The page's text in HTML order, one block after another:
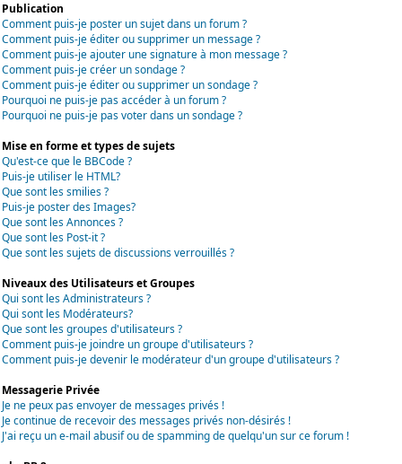
Publication
Comment puis-je poster un sujet dans un forum ?
Comment puis-je éditer ou supprimer un message ?
Comment puis-je ajouter une signature à mon message ?
Comment puis-je créer un sondage ?
Comment puis-je éditer ou supprimer un sondage ?
Pourquoi ne puis-je pas accéder à un forum ?
Pourquoi ne puis-je pas voter dans un sondage ?
Mise en forme et types de sujets
Qu'est-ce que le BBCode ?
Puis-je utiliser le HTML?
Que sont les smilies ?
Puis-je poster des Images?
Que sont les Annonces ?
Que sont les Post-it ?
Que sont les sujets de discussions verrouillés ?
Niveaux des Utilisateurs et Groupes
Qui sont les Administrateurs ?
Qui sont les Modérateurs?
Que sont les groupes d'utilisateurs ?
Comment puis-je joindre un groupe d'utilisateurs ?
Comment puis-je devenir le modérateur d'un groupe d'utilisateurs ?
Messagerie Privée
Je ne peux pas envoyer de messages privés !
Je continue de recevoir des messages privés non-désirés !
J'ai reçu un e-mail abusif ou de spamming de quelqu'un sur ce forum !